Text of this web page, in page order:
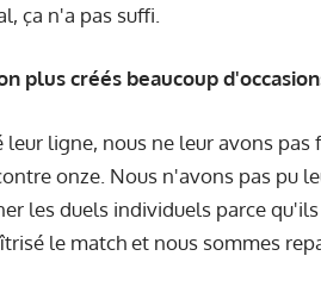
ça n'a pas suffi.
plus créés beaucoup
leur ligne, nous ne leur avons
onze. Nous n'avons pas pu
les duels individuels parce
le match et nous sommes